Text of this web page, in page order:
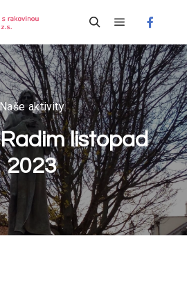
Naše aktivity
listopad
2023